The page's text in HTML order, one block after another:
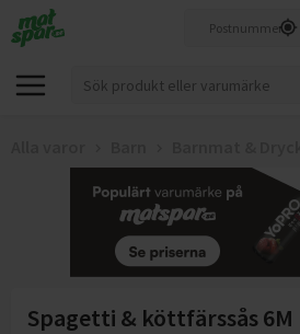
Spagetti & köttfärssås 6M